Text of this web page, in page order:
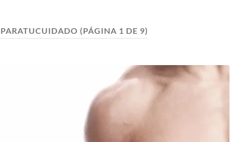
PARATUCUIDADO (PÁGINA 1 DE 9)